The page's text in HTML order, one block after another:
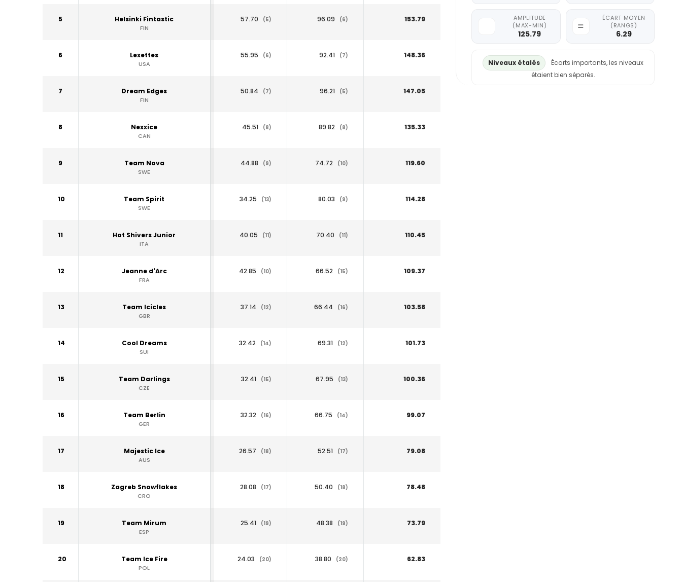
5 Helsinki Fintastic
FIN
57.70 (5) 96.09 (6) 153.79
6 Lexettes
USA
55.95 (6) 92.41 (7) 148.36
7 Dream Edges
FIN
50.84 (7) 96.21 (5) 147.05
8 Nexxice
CAN
45.51 (8) 89.82 (8) 135.33
9 Team Nova
SWE
44.88 (9) 74.72 (10) 119.60
10 Team Spirit
SWE
34.25 (13) 80.03 (9) 114.28
11 Hot Shivers Junior
ITA
40.05 (11) 70.40 (11) 110.45
12 Jeanne d'Arc
FRA
42.85 (10) 66.52 (15) 109.37
13 Team Icicles
GBR
37.14 (12) 66.44 (16) 103.58
14 Cool Dreams
SUI
32.42 (14) 69.31 (12) 101.73
15 Team Darlings
CZE
32.41 (15) 67.95 (13) 100.36
16 Team Berlin
GER
32.32 (16) 66.75 (14) 99.07
17 Majestic Ice
AUS
26.57 (18) 52.51 (17) 79.08
18 Zagreb Snowflakes
CRO
28.08 (17) 50.40 (18) 78.48
19 Team Mirum
ESP
25.41 (19) 48.38 (19) 73.79
20 Team Ice Fire
POL
24.03 (20) 38.80 (20) 62.83
AMPLITUDE
(MAX-MIN)
125.79
ÉCART MOYEN
(RANGS)
6.29
Niveaux étalés
Écarts importants, les niveaux
étaient bien séparés.